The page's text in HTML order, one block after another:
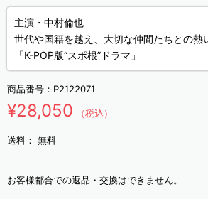
主演・中村倫也
世代や国籍を越え、大切な仲間たちとの熱
「K-POP版“スポ根”ドラマ」
商品番号： P2122071
¥28,050 （税込）
送料： 無料
お客様都合での返品・交換はできません。